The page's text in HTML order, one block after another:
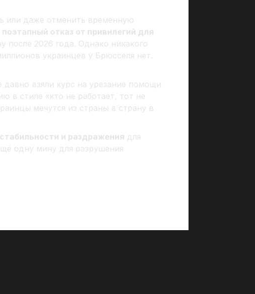
или даже отменить временную
поэтапный отказ от привилегий для
после 2026 года. Однако никакого
украинцев у Брюсселя нет.
взяли курс на урезание помощи
в стиле «кто не работает, тот не
мечутся из страны в страну в
и раздражения для
одну мину для разрушения